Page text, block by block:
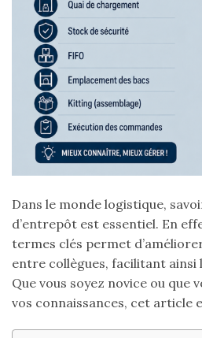
Dans le monde logistique,
d’entrepôt est essentiel. En
termes clés permet
entre collègues, facilitant ainsi
Que vous soyez novice ou que
vos connaissances, cet article